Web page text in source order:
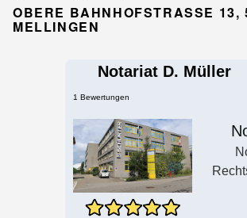
OBERE BAHNHOFSTRASSE 13,
MELLINGEN
Notariat D. Müller
1 Bewertungen